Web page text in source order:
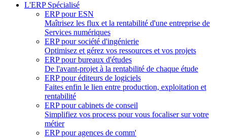
L'ERP Spécialisé
ERP pour ESN
Maîtrisez les flux et la rentabilité d'une entreprise de
Services numériques
ERP pour société d'ingénierie
Optimisez et gérez vos ressources et vos projets
ERP pour bureaux d'études
De l'avant-projet à la rentabilité de chaque étude
ERP pour éditeurs de logiciels
Faites enfin le lien entre production, exploitation et
rentabilité
ERP pour cabinets de conseil
Simplifiez vos process pour vous focaliser sur votre
métier
ERP pour agences de comm'